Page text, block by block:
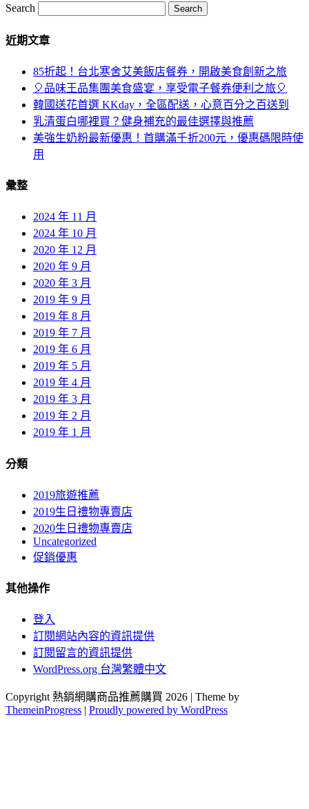
Search
近期文章
85折起！台北寒舍艾美飯店餐券，開啟美食創新之旅
🎈品味王品集團美食盛宴，享受電子餐券便利之旅🎈
韓國送花首選 KKday，全區配送，心意百分之百送到
乳清蛋白哪裡買？健身補充的最佳選擇與推薦
美強生奶粉最新優惠！首購滿千折200元，優惠碼限時使
用
彙整
2024 年 11 月
2024 年 10 月
2020 年 12 月
2020 年 9 月
2020 年 3 月
2019 年 9 月
2019 年 8 月
2019 年 7 月
2019 年 6 月
2019 年 5 月
2019 年 4 月
2019 年 3 月
2019 年 2 月
2019 年 1 月
分類
2019旅遊推薦
2019生日禮物專賣店
2020生日禮物專賣店
Uncategorized
促銷優惠
其他操作
登入
訂閱網站內容的資訊提供
訂閱留言的資訊提供
WordPress.org 台灣繁體中文
Copyright 熱銷網購商品推薦購買 2026 | Theme by
ThemeinProgress | Proudly powered by WordPress